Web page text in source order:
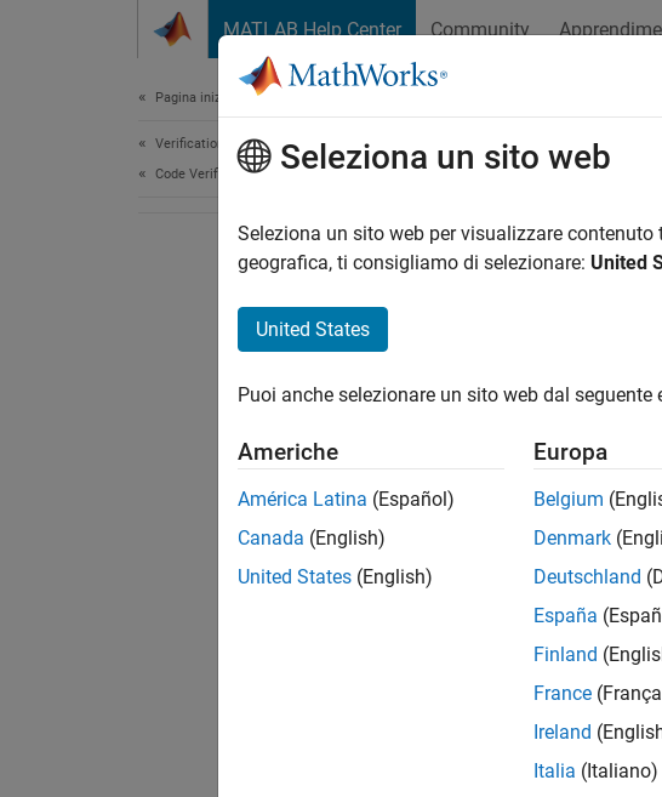
MATLAB Help Center Community
Pagina iniziale della documentazione
Verification, Validation, and Test
Code Verification
Seleziona un sito web
Seleziona un sito web per visualizzare
geografica, ti consigliamo di selezionare: United
United States
Puoi anche selezionare un sito web dal seguente
Americhe
América Latina (Español)
Canada (English)
United States (English)
Europa
Belgium
Denmark
Deutschland
España
Finland
France
Ireland
Italia (Italiano)